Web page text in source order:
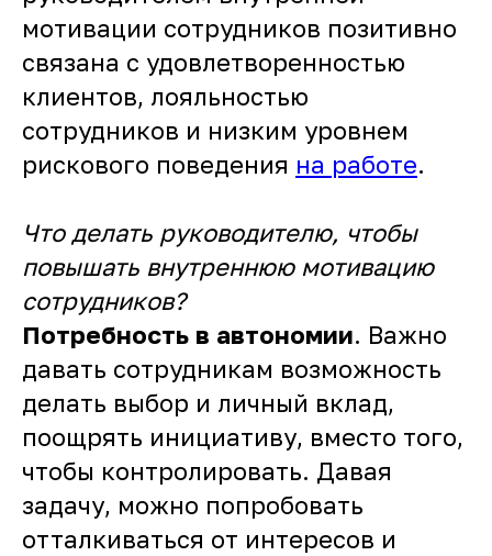
мотивации сотрудников позитивно
связана с удовлетворенностью
клиентов, лояльностью
сотрудников и низким уровнем
рискового поведения на работе.
Что делать руководителю, чтобы
повышать внутреннюю мотивацию
сотрудников?
Потребность в автономии. Важно
давать сотрудникам возможность
делать выбор и личный вклад,
поощрять инициативу, вместо того,
чтобы контролировать. Давая
задачу, можно попробовать
отталкиваться от интересов и